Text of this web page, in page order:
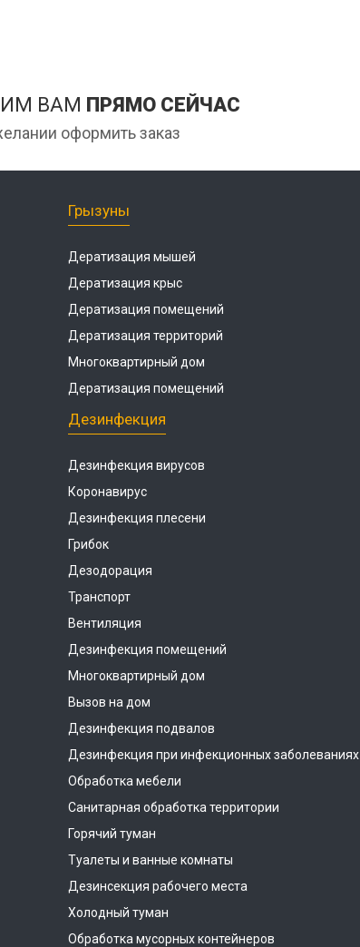
ВАМ ПРЯМО СЕЙЧАС
оформить заказ
Грызуны
Дератизация мышей
Дератизация крыс
Дератизация помещений
Дератизация территорий
Многоквартирный дом
Дератизация помещений
Дезинфекция
Дезинфекция вирусов
Коронавирус
Дезинфекция плесени
Грибок
Дезодорация
Транспорт
Вентиляция
Дезинфекция помещений
Многоквартирный дом
Вызов на дом
Дезинфекция подвалов
Дезинфекция при инфекционных заболеваниях
Обработка мебели
Санитарная обработка территории
Горячий туман
Туалеты и ванные комнаты
Дезинсекция рабочего места
Холодный туман
Обработка мусорных контейнеров